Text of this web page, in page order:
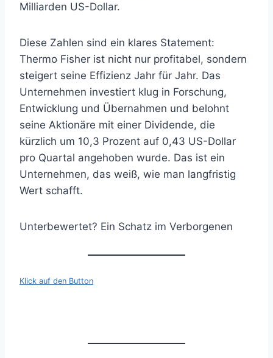
Milliarden US-Dollar.
Diese Zahlen sind ein klares Statement:
Thermo Fisher ist nicht nur profitabel, sondern
steigert seine Effizienz Jahr für Jahr. Das
Unternehmen investiert klug in Forschung,
Entwicklung und Übernahmen und belohnt
seine Aktionäre mit einer Dividende, die
kürzlich um 10,3 Prozent auf 0,43 US-Dollar
pro Quartal angehoben wurde. Das ist ein
Unternehmen, das weiß, wie man langfristig
Wert schafft.
Unterbewertet? Ein Schatz im Verborgenen
Klick auf den Button